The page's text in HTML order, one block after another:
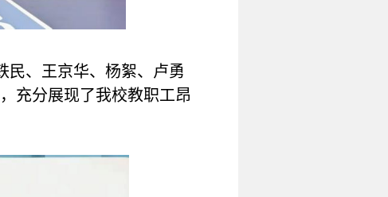
民、王京华、杨絮、卢勇
充分展现了我校教职工昂